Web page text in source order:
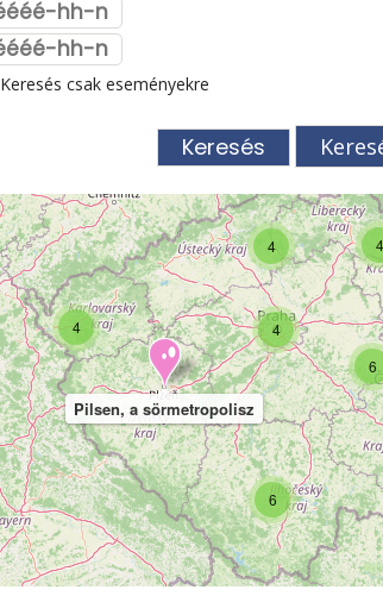
Keresés csak eseményekre
4 4
4
4
6
6
Pilsen, a sörmetropolisz